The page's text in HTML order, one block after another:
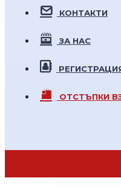
КОНТАКТИ
ЗА НАС
ОТСТЪПКИ